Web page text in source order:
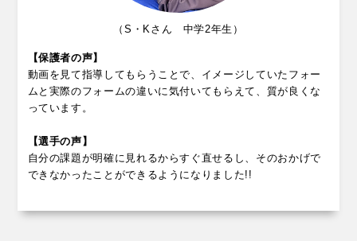
（S・Kさん 中学2年生）
【保護者の声】
動画を見て指導してもらうことで、イメージしていたフォー
ムと実際のフォームの違いに気付いてもらえて、質が良くな
っています。
【選手の声】
自分の課題が明確に見れるからすぐ直せるし、そのおかげで
できなかったことができるようになりました!!